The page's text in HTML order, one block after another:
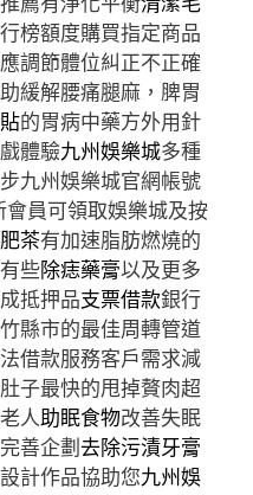
榜額度購買指定商品
調節體位糾正不正確
緩解腰痛腿麻，脾胃
的胃病中藥方外用針
體驗九州娛樂城多種
九州娛樂城官網帳號
會員可領取娛樂城及按
茶有加速脂肪燃燒的
些除痣藥膏以及更多
抵押品支票借款銀行
縣市的最佳周轉管道
借款服務客戶需求減
子最快的甩掉贅肉超
人助眠食物改善失眠
善企劃去除污漬牙膏
計作品協助您九州娛